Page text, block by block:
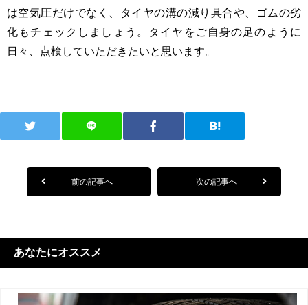
は空気圧だけでなく、タイヤの溝の減り具合や、ゴムの劣
化もチェックしましょう。タイヤをご自身の足のように
日々、点検していただきたいと思います。
前の記事へ 次の記事へ
あなたにオススメ